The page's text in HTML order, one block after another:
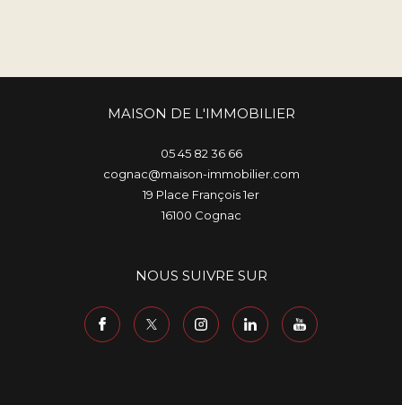
MAISON DE L'IMMOBILIER
05 45 82 36 66
cognac@maison-immobilier.com
19 Place François 1er
16100
cognac
NOUS SUIVRE SUR